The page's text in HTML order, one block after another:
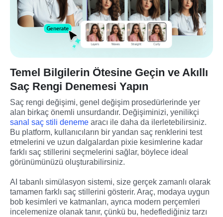
Temel Bilgilerin Ötesine Geçin ve Akıllı
Saç Rengi Denemesi Yapın
Saç rengi değişimi, genel değişim prosedürlerinde yer
sanal saç stili deneme aracı ile daha da ilerletebilirsiniz.
Bu platform, kullanıcıların bir yandan saç renklerini test
etmelerini ve uzun dalgalardan pixie kesimlerine kadar
farklı saç stillerini seçmelerini sağlar, böylece ideal
görünümünüzü oluşturabilirsiniz.
AI tabanlı simülasyon sistemi, size gerçek zamanlı olarak
tamamen farklı saç stillerini gösterir. Araç, modaya uygun
bob kesimleri ve katmanları, ayrıca modern perçemleri
incelemenize olanak tanır, çünkü bu, hedeflediğiniz tarzı